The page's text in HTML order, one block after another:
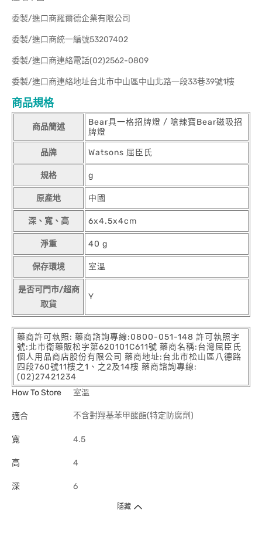
委製/進口商羅爾德企業有限公司
委製/進口商統一編號53207402
委製/進口商連絡電話(02)2562-0809
委製/進口商連絡地址台北市中山區中山北路一段33巷39號1樓
商品規格
商品簡述
Bear具一格招牌燈 / 嗆辣寶Bear磁吸招
牌燈
品牌 Watsons 屈臣氏
規格 g
原產地 中國
深、寬、高 6x4.5x4cm
淨重 40 g
保存環境 室溫
是否可門市/超商
取貨
Y
藥商許可執照: 藥商諮詢專線:0800-051-148 許可執照字
號:北市衛藥販松字第620101C611號 藥商名稱:台灣屈臣氏
個人用品商店股份有限公司 藥商地址:台北市松山區八德路
四段760號11樓之1、之2及14樓 藥商諮詢專線:
(02)27421234
How To Store
室溫
適合 不含對羥基苯甲酸酯(特定防腐劑)
寬 4.5
高 4
深 6
隱藏